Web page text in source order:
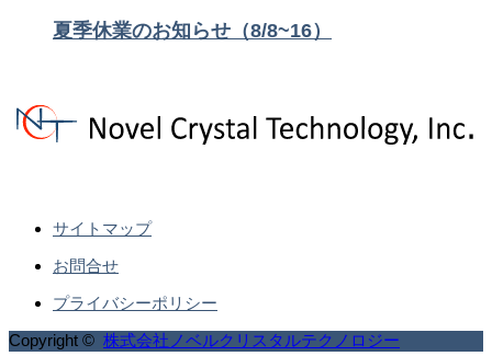
夏季休業のお知らせ（8/8~16）
サイトマップ
お問合せ
プライバシーポリシー
Copyright © 株式会社ノベルクリスタルテクノロジー